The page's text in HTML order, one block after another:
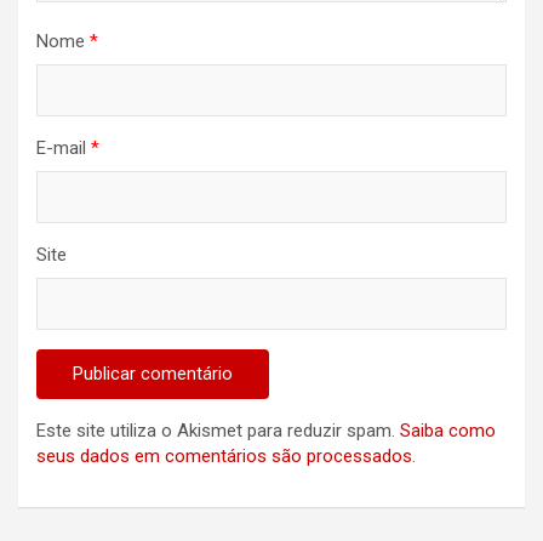
Nome *
E-mail *
Site
Este site utiliza o Akismet para reduzir spam. Saiba como
seus dados em comentários são processados.